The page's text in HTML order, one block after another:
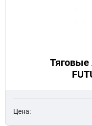
Тяговые
Цена: